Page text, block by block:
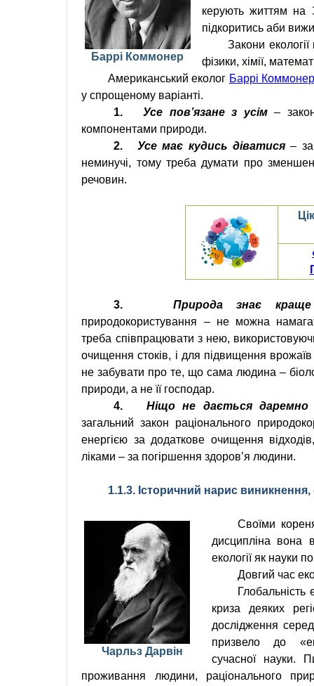
Баррі Коммонер
керують життям на
підкоритись аби
Закони
фізики, хімії,
Американський еколог Баррі
у спрощеному варіанті.
1.
Усе пов’язане з усім–
компонентами природи.
2.
Усе має кудись діватися –
неминучі, тому треба думати про
речовин.
3. Природа знає краще
природокористування – не можна
треба співпрацювати з нею,
очищення стоків, і для підвищення врожаїв
не забувати про те, що сама людина –
природи, а не її господар.
4.
Ніщо не дається даремно
загальний закон раціонального
енергією за додаткове очищення відходів
ліками – за погіршенняздоров’я людини.
1.1.3. Історичний нарис виникнення,
Чарльз Дарвін
Своїми
дисципліна вона
екологіїяк науки
Довгий час
Глобальність
криза деяких
дослідження
призвело
до «
сучасної
науки.
проживання людини, раціонального